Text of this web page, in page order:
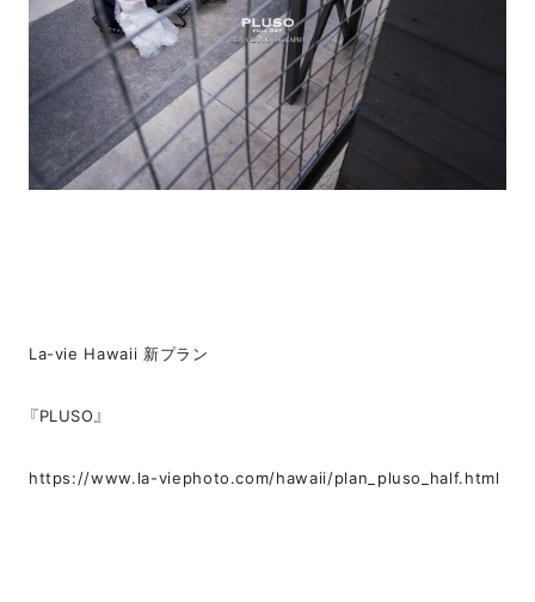
La-vie Hawaii 新プラン
『PLUSO』
https://www.la-viephoto.com/hawaii/plan_pluso_half.html